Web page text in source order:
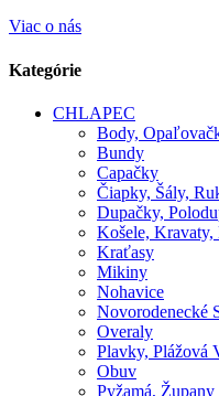
Viac o nás
Kategórie
CHLAPEC
Body,
Bundy
Capačky
Čiapky, Šály,
Dupačky,
Košele,
Kraťasy
Mikiny
Nohavice
Novorodenecké
Overaly
Plavky, Plážová
Obuv
Pyžamá, Župany